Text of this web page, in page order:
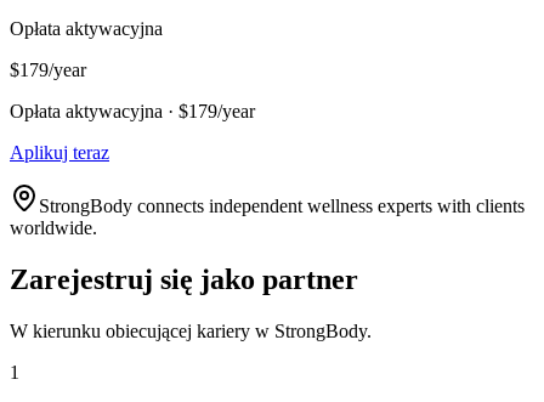
Opłata aktywacyjna
$179/year
Opłata aktywacyjna · $179/year
Aplikuj teraz
StrongBody connects independent wellness experts with clients
worldwide.
Zarejestruj się jako partner
W kierunku obiecującej kariery w StrongBody.
1